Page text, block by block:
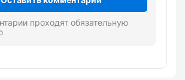
проходят обязательную